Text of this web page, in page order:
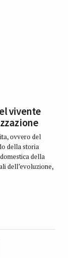
vivente
ovvero del
della storia
della
dell’evoluzione,